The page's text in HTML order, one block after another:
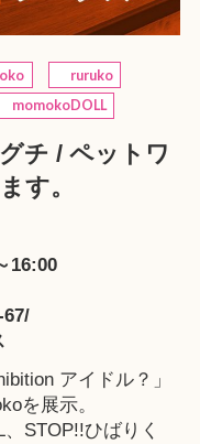
ruruko
momokoDOLL
チ / ペットワ
す。
16:00
アイドル？ 」
を展示。
、 STOP!!ひばりく